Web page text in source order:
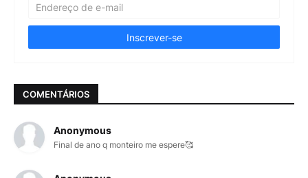
COMENTÁRIOS
Anonymous
Final de ano q monteiro me espere🥰